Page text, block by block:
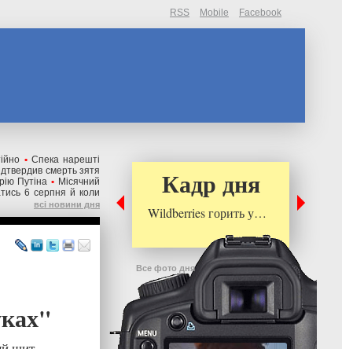
RSS Mobile Facebook
• Спека нарешті
смерть зятя
Путіна • Місячний
6 серпня й коли
всі новини дня
Кадр дня
Wildberries горить у…
Все фото дня